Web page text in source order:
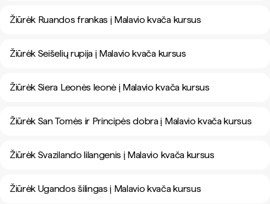
Žiūrėk Ruandos frankas į Malavio kvača kursus
Žiūrėk Seišelių rupija į Malavio kvača kursus
Žiūrėk Siera Leonės leonė į Malavio kvača kursus
Žiūrėk San Tomės ir Principės dobra į Malavio kvača kursus
Žiūrėk Svazilando lilangenis į Malavio kvača kursus
Žiūrėk Ugandos šilingas į Malavio kvača kursus